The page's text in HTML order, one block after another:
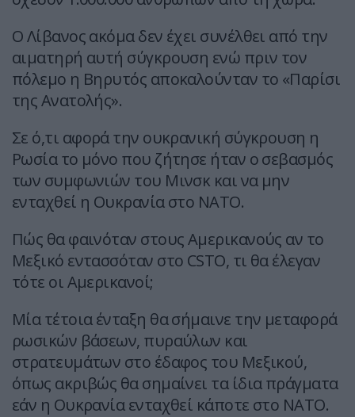
Ο Λίβανος ακόμα δεν έχει συνέλθει από την
αιματηρή αυτή σύγκρουση ενώ πριν τον
πόλεμο η Βηρυτός αποκαλούνταν το «Παρίσι
της Ανατολής».
Σε ό,τι αφορά την ουκρανική σύγκρουση η
Ρωσία το μόνο που ζήτησε ήταν ο σεβασμός
των συμφωνιών του Μινσκ και να μην
ενταχθεί η Ουκρανία στο ΝΑΤΟ.
Πώς θα φαινόταν στους Αμερικανούς αν το
Μεξικό εντασσόταν στο CSTO, τι θα έλεγαν
τότε οι Αμερικανοί;
Μία τέτοια ένταξη θα σήμαινε την μεταφορά
ρωσικών βάσεων, πυραύλων και
στρατευμάτων στο έδαφος του Μεξικού,
όπως ακριβώς θα σημαίνει τα ίδια πράγματα
εάν η Ουκρανία ενταχθεί κάποτε στο ΝΑΤΟ.